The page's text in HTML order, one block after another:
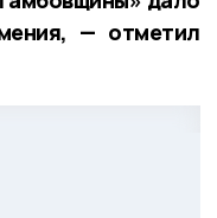
— отметил